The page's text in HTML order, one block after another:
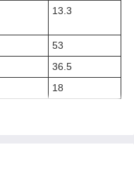
13.3
53
36.5
18